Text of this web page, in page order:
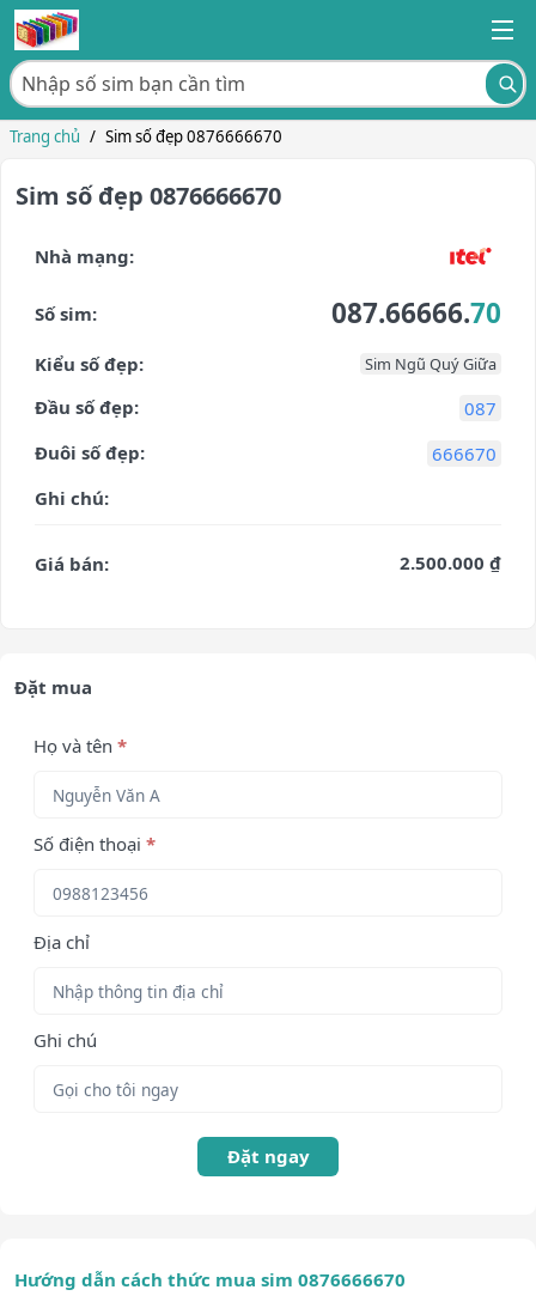
Trang chủ / Sim số đẹp 0876666670
Sim số đẹp 0876666670
Nhà mạng:
Số sim: 087.66666.70
Kiểu số đẹp: Sim Ngũ Quý Giữa
Đầu số đẹp:
087
Đuôi số đẹp:
666670
Ghi chú:
Giá bán: 2.500.000 ₫
Đặt mua
Họ và tên *
Số điện thoại *
Địa chỉ
Ghi chú
Đặt ngay
Hướng dẫn cách thức mua sim 0876666670